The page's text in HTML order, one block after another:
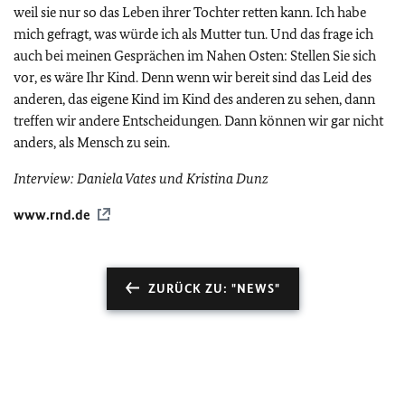
weil sie nur so das Leben ihrer Tochter retten kann. Ich habe
mich gefragt, was würde ich als Mutter tun. Und das frage ich
auch bei meinen Gesprächen im Nahen Osten: Stellen Sie sich
vor, es wäre Ihr Kind. Denn wenn wir bereit sind das Leid des
anderen, das eigene Kind im Kind des anderen zu sehen, dann
treffen wir andere Entscheidungen. Dann können wir gar nicht
anders, als Mensch zu sein.
Interview: Daniela Vates und Kristina Dunz
www.rnd.de
ZURÜCK ZU: "NEWS"